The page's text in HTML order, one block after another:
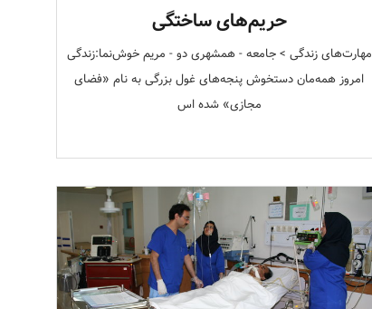
حریم‌های ساختگی
مهارت‌های زندگی > جامعه - همشهری دو - مریم خوش‌نما:زندگی
امروز همه‌مان دستخوش پنجه‌های غول بزرگی به نام «فضای
مجازی» شده اس